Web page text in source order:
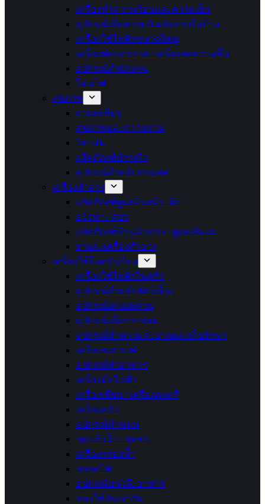
เครื่องทำความร้อนและความเย็น
อุปกรณ์เพื่อความบันเทิงภายในบ้าน
เครื่องใช้ไฟฟ้าขนาดใหญ่
เครื่องฟอกอากาศ / เครื่องลดความชื้น
อุปกรณ์สำนักงาน
โคมไฟ
สุขภาพ
ยาและอื่นๆ
สุขภาพและความงาม
วิตามิน
ผลิตภัณฑ์บำรุงผิว
อุปกรณ์สำหรับทางเพศ
เครื่องสำอาง
ผลิตภัณฑ์ดูแลผิวหน้า / ผิว
อโรม่า / สปา
ผลิตภัณฑ์บำรุงผิวกาย / ดูแลเส้นผม
ยาและเครื่องสำอาง
เครื่องใช้ในครัวเรือน
เครื่องใช้ไฟฟ้าในครัว
อุปกรณ์สำหรับสัตว์เลี้ยง
อุปกรณ์ตกแต่งสวน
อุปกรณ์เพื่อการซ่อม
อุปกรณ์ทำความสะอาดและเก็บรักษา
เครื่องชงกาแฟ
อุปกรณ์ทำอาหาร
เครื่องมือไฟฟ้า
เครื่องเขียน / เครื่องดนตรี
เครื่องครัว
อุปกรณ์ทำขนม
ชุดแก้วน้ำ / ชุดชา
เครื่องกรองน้ำ
หลอดไฟ
อุปกรณ์บนโต๊ะอาหาร
ของใช้ประจำวัน